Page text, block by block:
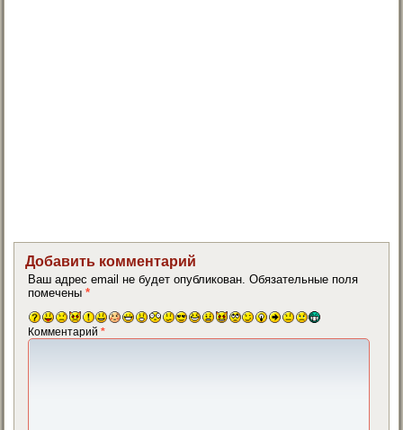
Добавить комментарий
Ваш адрес email не будет опубликован. Обязательные поля
помечены*
Комментарий*